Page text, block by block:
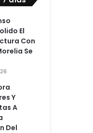
El
Con
Se
Y
A
Del